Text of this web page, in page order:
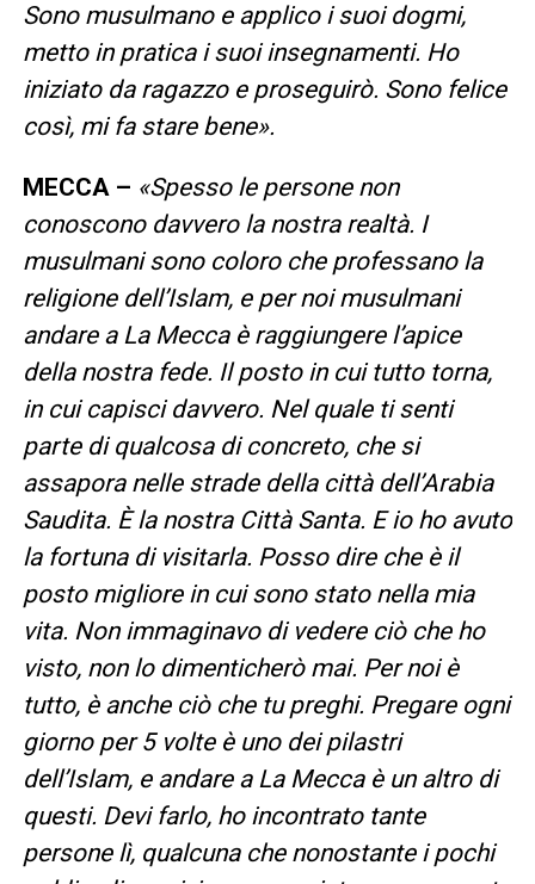
Sono musulmano e applico i suoi dogmi,
metto in pratica i suoi insegnamenti. Ho
iniziato da ragazzo e proseguirò. Sono felice
così, mi fa stare bene».
MECCA – «Spesso le persone non
conoscono davvero la nostra realtà. I
musulmani sono coloro che professano la
religione dell’Islam, e per noi musulmani
andare a La Mecca è raggiungere l’apice
della nostra fede. Il posto in cui tutto torna,
in cui capisci davvero. Nel quale ti senti
parte di qualcosa di concreto, che si
assapora nelle strade della città dell’Arabia
Saudita. È la nostra Città Santa. E io ho avuto
la fortuna di visitarla. Posso dire che è il
posto migliore in cui sono stato nella mia
vita. Non immaginavo di vedere ciò che ho
visto, non lo dimenticherò mai. Per noi è
tutto, è anche ciò che tu preghi. Pregare ogni
giorno per 5 volte è uno dei pilastri
dell’Islam, e andare a La Mecca è un altro di
questi. Devi farlo, ho incontrato tante
persone lì, qualcuna che nonostante i pochi